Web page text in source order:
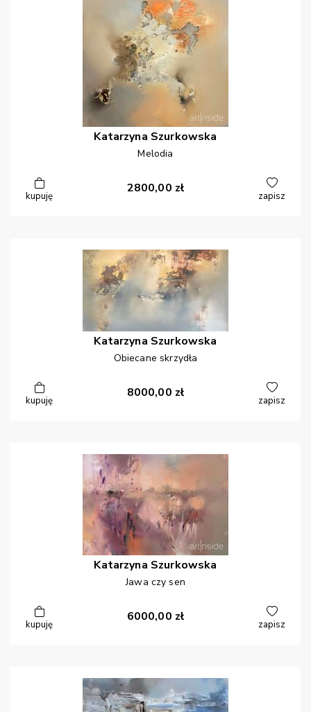
Katarzyna Szurkowska
Melodia
kupuję
2800,00 zł
zapisz
Katarzyna Szurkowska
Obiecane skrzydła
kupuję
8000,00 zł
zapisz
Katarzyna Szurkowska
Jawa czy sen
kupuję
6000,00 zł
zapisz